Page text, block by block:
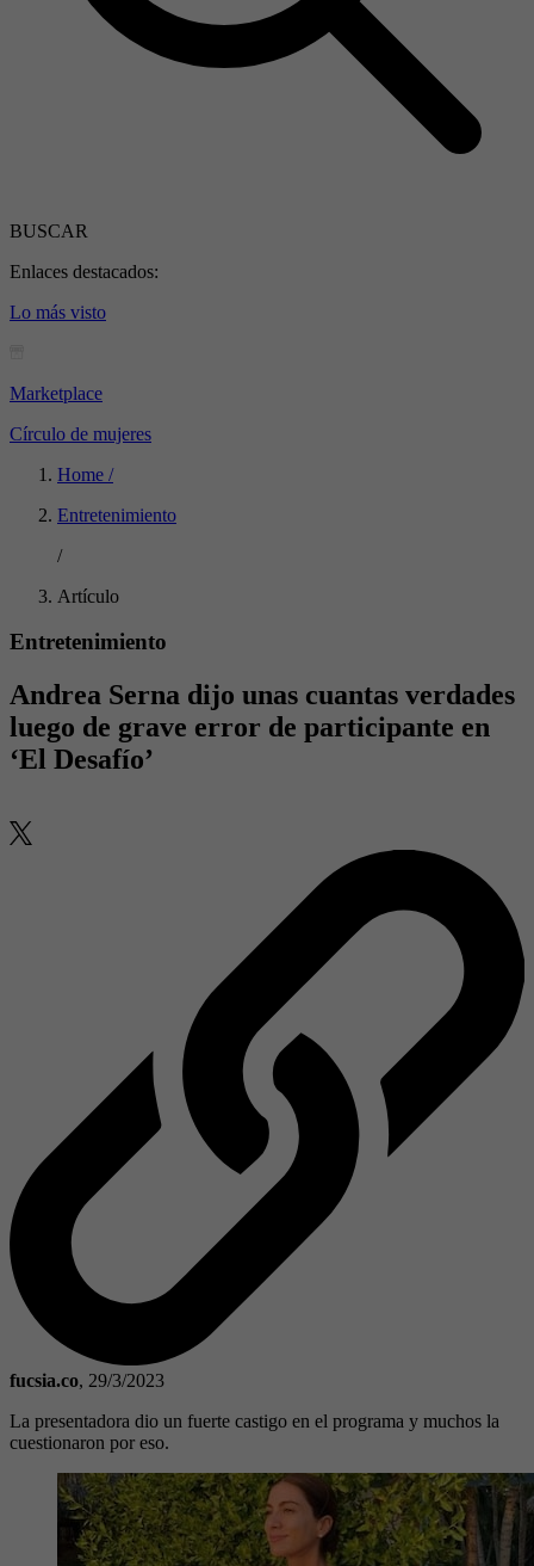
BUSCAR
Enlaces destacados:
Lo más visto
Marketplace
Círculo de mujeres
Home /
Entretenimiento
/
Artículo
Entretenimiento
Andrea Serna dijo unas cuantas verdades
luego de grave error de participante en
‘El Desafío’
fucsia.co, 29/3/2023
La presentadora dio un fuerte castigo en el programa y muchos la
cuestionaron por eso.